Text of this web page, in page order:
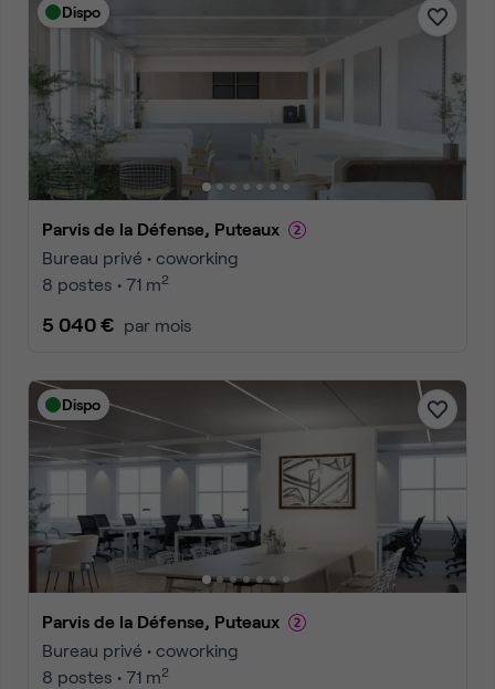
Dispo
Parvis de la Défense, Puteaux
Bureau privé • coworking
8 postes • 71 m2
5 040 € par mois
Dispo
Parvis de la Défense, Puteaux
Bureau privé • coworking
8 postes • 71 m2